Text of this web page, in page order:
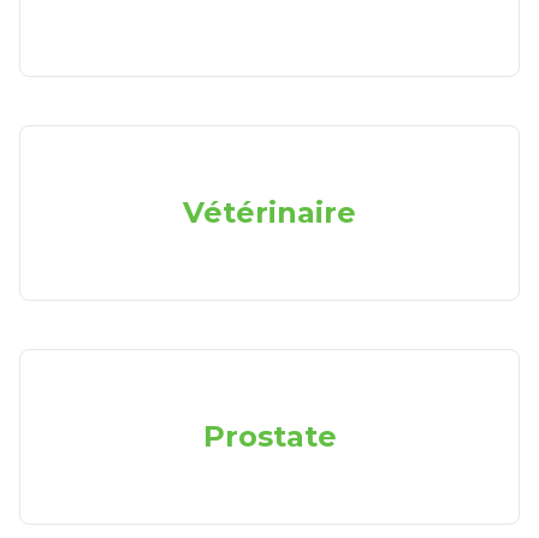
Vétérinaire
Prostate